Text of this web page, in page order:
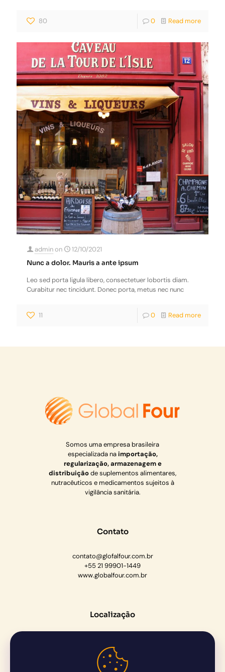
80 0 Read more
adminon
12/10/2021
Nunc a dolor. Mauris a ante ipsum
Leo sed porta ligula libero, consectetuer lobortis diam.
Curabitur nec tincidunt. Donec porta, metus nec nunc
11 0 Read more
Somos uma empresa brasileira
especializada naimportação,
regularização, armazenagem e
distribuiçãode suplementos alimentares,
nutracêuticos e medicamentos sujeitos à
vigilância sanitária.
Contato
contato@glofalfour.com.br
+55 21 99901-1449
www.globalfour.com.br
Localização
Centro, Paraíba do Sul, RJ
CEP: 25850-000